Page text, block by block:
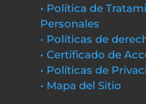
• Política de
Personales
• Políticas de
• Certificado de
• Políticas de
• Mapa del Sitio